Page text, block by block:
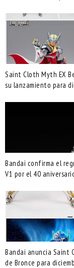
Saint Cloth Myth EX
su lanzamiento para
Bandai confirma el
V1 por el 40
Bandai anuncia Saint
de Bronce para